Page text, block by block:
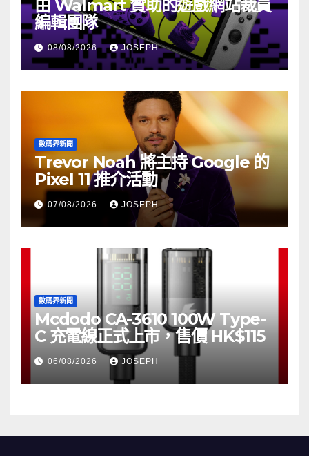
由 Walmart 贊助的遊戲網站裁員
編輯團隊
08/08/2026 JOSEPH
數碼界新聞
Trevor Noah 將主持 Google 的
Pixel 11 推介活動
07/08/2026 JOSEPH
數碼界新聞
Mcdodo CA-3610 100W Type-
C 充電線正式上市，售價 HK$115
06/08/2026 JOSEPH